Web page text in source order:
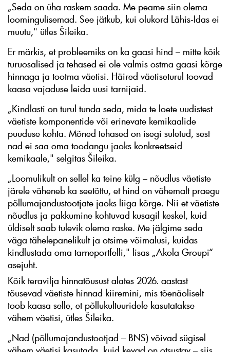
„Seda on üha raskem saada. Me peame siin olema
loomingulisemad. See jätkub, kui olukord Lähis-Idas ei
muutu," ütles Šileika.
Er märkis, et probleemiks on ka gaasi hind – mitte kõik
turuosalised ja tehased ei ole valmis ostma gaasi kõrge
hinnaga ja tootma väetisi. Häired väetiseturul toovad
kaasa vajaduse leida uusi tarnijaid.
„Kindlasti on turul tunda seda, mida te loete uudistest
väetiste komponentide või erinevate kemikaalide
puuduse kohta. Mõned tehased on isegi suletud, sest
nad ei saa oma toodangu jaoks konkreetseid
kemikaale," selgitas Šileika.
„Loomulikult on sellel ka teine külg – nõudlus väetiste
järele väheneb ka seetõttu, et hind on vähemalt praegu
põllumajandustootjate jaoks liiga kõrge. Nii et väetiste
nõudlus ja pakkumine kohtuvad kusagil keskel, kuid
üldiselt saab tulevik olema raske. Me jälgime seda
väga tähelepanelikult ja otsime võimalusi, kuidas
kindlustada oma tarneportfelli," lisas „Akola Groupi“
asejuht.
Kõik teravilja hinnatõusust alates 2026. aastast
tõusevad väetiste hinnad kiiremini, mis tõenäoliselt
toob kaasa selle, et põllukultuuridele kasutatakse
vähem väetisi, ütles Šileika.
„Nad (põllumajandustootjad – BNS) võivad sügisel